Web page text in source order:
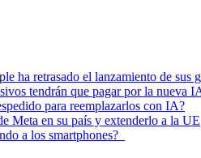
ha retrasado el lanzamiento de sus
tendrán que pagar por la nueva
para reemplazarlos con IA?
Meta en su país y extenderlo a la UE
a los smartphones?